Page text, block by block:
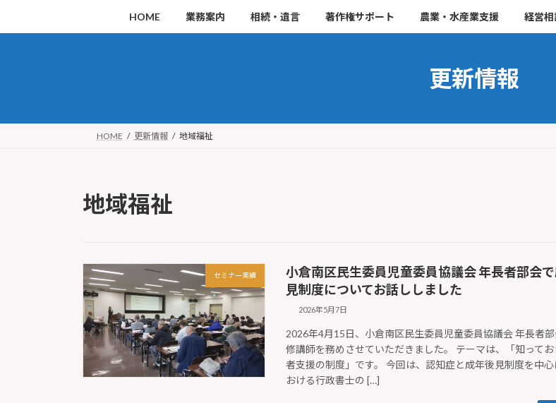
ン
ビ
HOME 業務案内 相続・遺言 著作権サポート 農業・水産業支援 経営
更新情報
HOME 更新情報 地域福祉
地域福祉
セミナー実績
小倉南区民生委員児童委員協議会 年長者部会
見制度についてお話ししました
2026年5月7日
2026年4月15日、小倉南区民生委員児童委員協議会 年長者
修講師を務めさせていただきました。 テーマは、「知って
者支援の制度」です。 今回は、認知症と成年後見制度を中
おける行政書士の […]